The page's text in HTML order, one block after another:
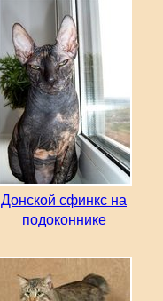
Донской сфинкс на
подоконнике